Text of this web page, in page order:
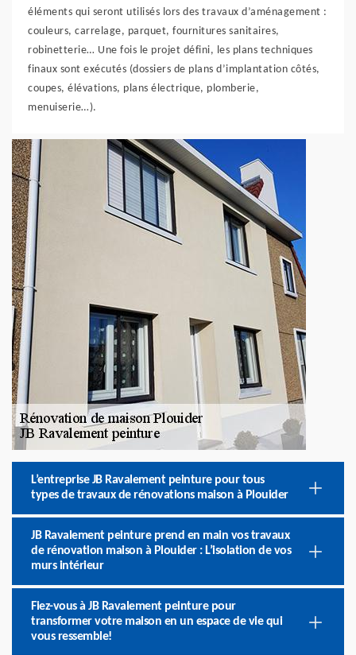
éléments qui seront utilisés lors des travaux d’aménagement :
couleurs, carrelage, parquet, fournitures sanitaires,
robinetterie… Une fois le projet défini, les plans techniques
finaux sont exécutés (dossiers de plans d’implantation côtés,
coupes, élévations, plans électrique, plomberie,
menuiserie…).
L’entreprise JB Ravalement peinture pour tous
types de travaux de rénovations maison à Plouider
JB Ravalement peinture prend en main vos travaux
de rénovation maison à Plouider : L’isolation de vos
murs intérieur
Fiez-vous à JB Ravalement peinture pour
transformer votre maison en un espace de vie qui
vous ressemble!